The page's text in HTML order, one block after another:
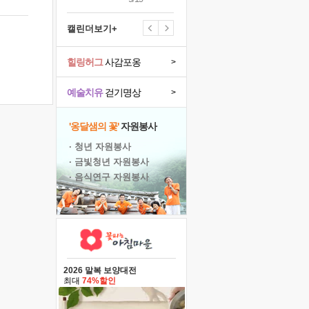
캘린더보기+
예술치유걷기명상 >
힐링허그사감포옹 >
'옹달샘의 꽃'자원봉사
· 청년 자원봉사
· 금빛청년 자원봉사
· 음식연구 자원봉사
2026 말복 보양대전
최대 74%할인